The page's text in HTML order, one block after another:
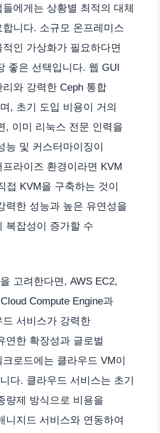
에게는 상황별 최적의 대체
니다. 소규모 온프레미스
인 가상화가 필요하다면
좋은 선택입니다. 웹 GUI
와 강력한 Ceph 통합
, 초기 도입 비용이 거의
, 이미 리눅스 전문 인력을
능 및 커스터마이징이
라이즈 환경이라면 KVM
접 KVM을 구축하는 것이
력한 성능과 높은 유연성을
복잡성이 증가할 수
고려한다면, AWS EC2,
Compute Engine과
서비스가 강력한
연한 확장성과 글로벌
로드에는 클라우드 VM이
다. 클라우드 서비스는 초기
량제 방식으로 비용을
니지드 서비스와 연동하여